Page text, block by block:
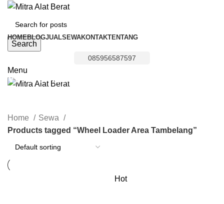
Search
085956587597
Menu
HOMEBLOGJUALSEWAKONTAKTENTANG
Wheel Loader Area Tambelang
Home
Sewa
Products tagged “Wheel Loader Area Tambelang”
Hot